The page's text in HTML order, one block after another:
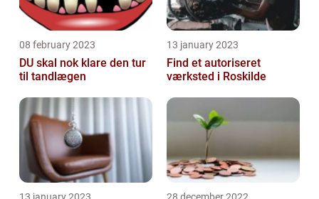
08 february 2023
DU skal nok klare den tur
til tandlægen
13 january 2023
Find et autoriseret
værksted i Roskilde